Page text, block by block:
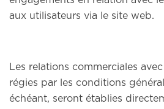
aux utilisateurs via le site web.
Les relations commerciales
régies par les conditions
échéant, seront établies